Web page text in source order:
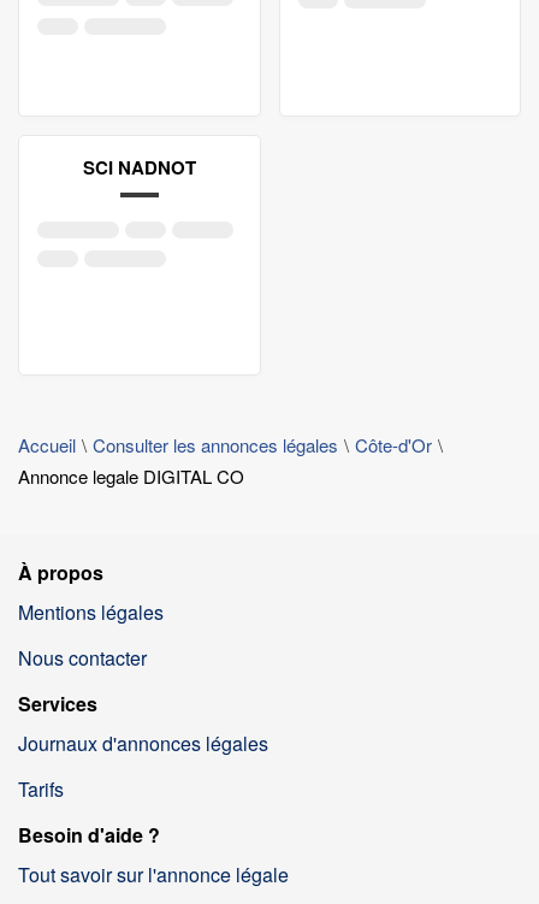
SCI NADNOT
Accueil Consulter les annonces légales
Côte-d'Or
Annonce legale DIGITAL CO
À propos
Mentions légales
Nous contacter
Services
Journaux d'annonces légales
Tarifs
Besoin d'aide ?
Tout savoir sur l'annonce légale